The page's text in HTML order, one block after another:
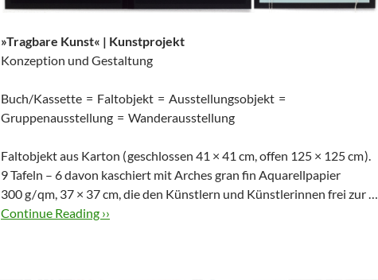
»Tragbare Kunst« | Kunstprojekt
Konzeption und Gestaltung
Buch/Kassette = Faltobjekt = Ausstellungsobjekt =
Gruppenausstellung = Wanderausstellung
Faltobjekt aus Karton ( geschlossen 41 × 41 cm, ­offen 125 × 125 cm ).
9 Tafeln – 6 davon ­kaschiert mit Arches gran fin Aquarell­papier
300 g / qm, 37 × 37 cm, die den Künstlern und ­Künstlerinnen frei zur …
Continue Reading ››